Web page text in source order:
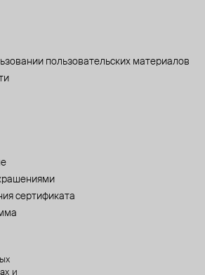
пользовательских материалов
сертификата
и